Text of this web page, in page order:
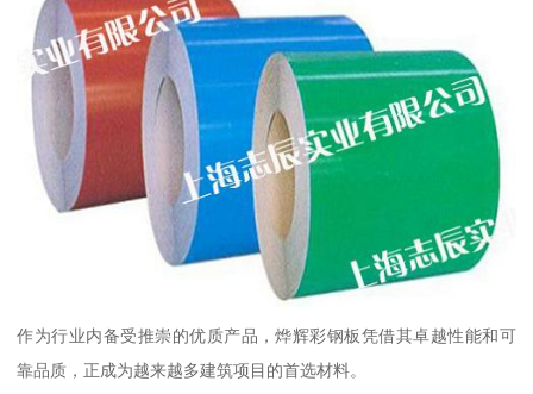
作为行业内备受推崇的优质产品，烨辉彩钢板凭借其卓越性能和可
靠品质，正成为越来越多建筑项目的首选材料。